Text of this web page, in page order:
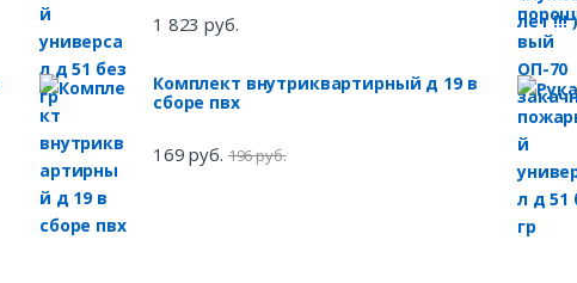
1 823 руб.
Комплект внутриквартирный д 19 в
сборе пвх
169 руб. 196 руб.